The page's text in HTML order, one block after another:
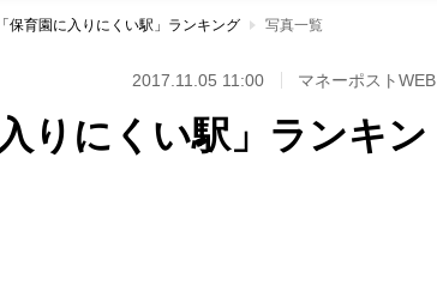
保育園に入りにくい駅」ランキング 写真一覧
2017.11.05 11:00 マネーポストWEB
りにくい駅」ランキン